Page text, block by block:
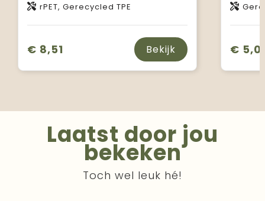
rPET, Gerecycled TPE
€ 8,51 Bekijk €
Laatst door jou
bekeken
Toch wel leuk hé!